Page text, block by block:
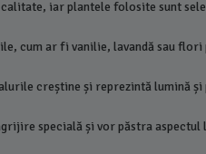
iar plantele folosite sunt
cum ar fi vanilie, lavandă sau
creștine și reprezintă lumină
specială și vor păstra